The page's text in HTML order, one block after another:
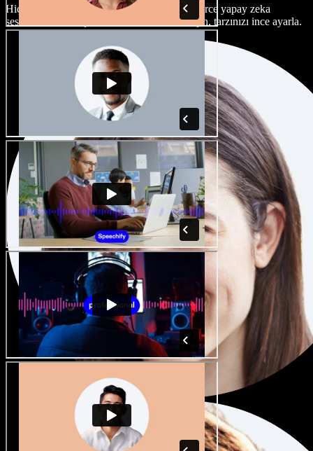
Hiçbir proje aynı olmak zorunda değil. Yüzlerce yapay zeka
seslendirme sanatçısı ve aksan arasından seçin, tarzınızı ince ayarla.